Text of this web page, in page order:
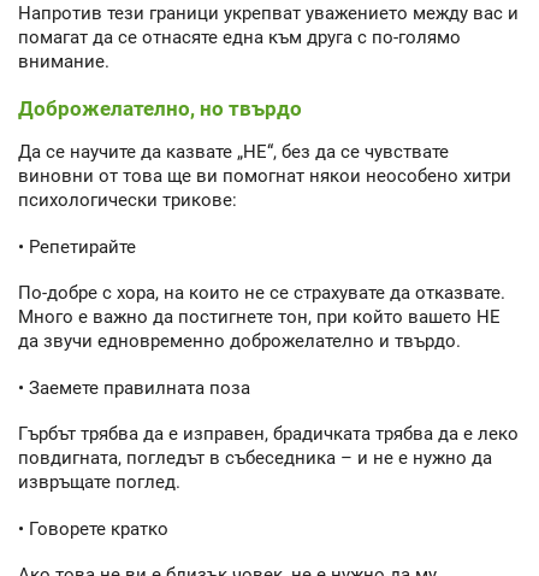
Напротив тези граници укрепват уважението между вас и
помагат да се отнасяте една към друга с по-голямо
внимание.
Доброжелателно, но твърдо
Да се научите да казвате „НЕ“, без да се чувствате
виновни от това ще ви помогнат някои неособено хитри
психологически трикове:
• Репетирайте
По-добре с хора, на които не се страхувате да отказвате.
Много е важно да постигнете тон, при който вашето НЕ
да звучи едновременно доброжелателно и твърдо.
• Заемете правилната поза
Гърбът трябва да е изправен, брадичката трябва да е леко
повдигната, погледът в събеседника – и не е нужно да
извръщате поглед.
• Говорете кратко